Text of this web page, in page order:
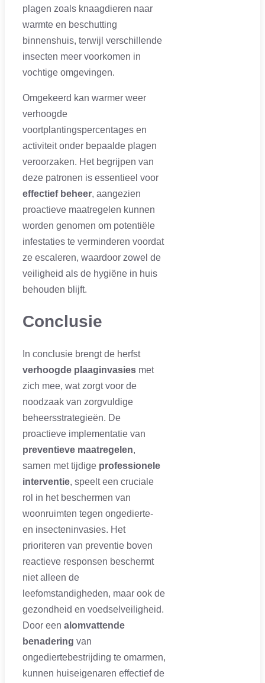
plagen zoals knaagdieren naar
warmte en beschutting
binnenshuis, terwijl verschillende
insecten meer voorkomen in
vochtige omgevingen.
Omgekeerd kan warmer weer
verhoogde
voortplantingspercentages en
activiteit onder bepaalde plagen
veroorzaken. Het begrijpen van
deze patronen is essentieel voor
effectief beheer, aangezien
proactieve maatregelen kunnen
worden genomen om potentiële
infestaties te verminderen voordat
ze escaleren, waardoor zowel de
veiligheid als de hygiëne in huis
behouden blijft.
Conclusie
In conclusie brengt de herfst
verhoogde plaaginvasies met
zich mee, wat zorgt voor de
noodzaak van zorgvuldige
beheersstrategieën. De
proactieve implementatie van
preventieve maatregelen,
samen met tijdige professionele
interventie, speelt een cruciale
rol in het beschermen van
woonruimten tegen ongedierte-
en insecteninvasies. Het
prioriteren van preventie boven
reactieve responsen beschermt
niet alleen de
leefomstandigheden, maar ook de
gezondheid en voedselveiligheid.
Door een alomvattende
benadering van
ongediertebestrijding te omarmen,
kunnen huiseigenaren effectief de